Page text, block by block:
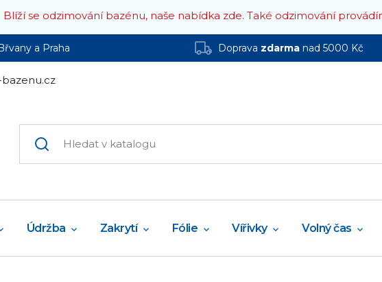
Blíží se odzimování bazénu, naše nabídka zde. Také odzimování
a Praha Doprava zdarmanad 5000 Kč
Údržba Zakrytí Fólie Vířivky Volný čas